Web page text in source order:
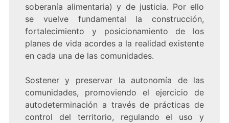
soberanía alimentaria) y de justicia. Por ello
se vuelve fundamental la construcción,
fortalecimiento y posicionamiento de los
planes de vida acordes a la realidad existente
en cada una de las comunidades.
Sostener y preservar la autonomía de las
comunidades, promoviendo el ejercicio de
autodeterminación a través de prácticas de
control del territorio, regulando el uso y